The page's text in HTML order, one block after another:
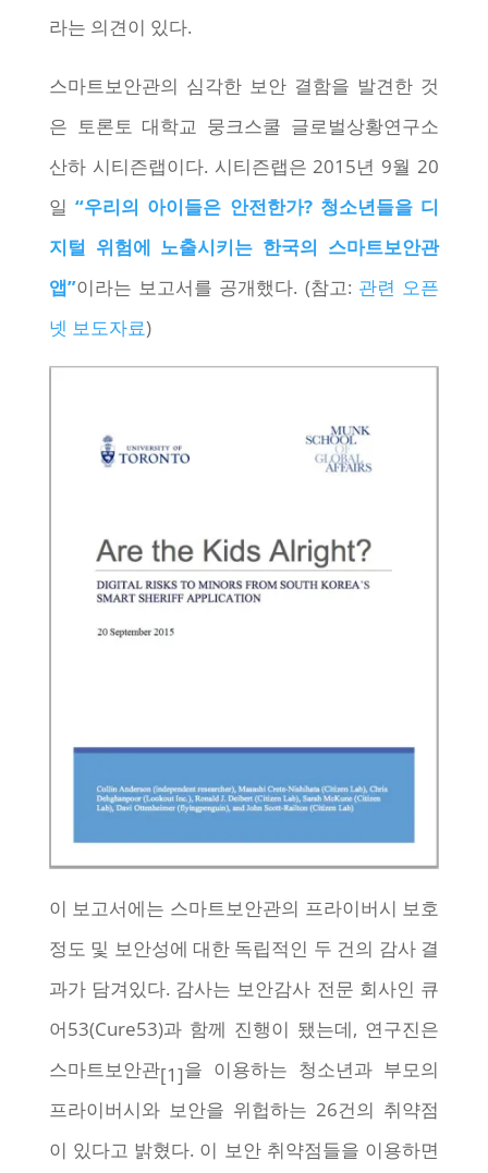
라는 의견이 있다.
스마트보안관의 심각한 보안 결함을 발견한 것
은 토론토 대학교 뭉크스쿨 글로벌상황연구소
산하 시티즌랩이다. 시티즌랩은 2015년 9월 20
일“우리의 아이들은 안전한가? 청소년들을 디
지털 위험에 노출시키는 한국의 스마트보안관
앱”이라는 보고서를 공개했다. (참고: 관련 오픈
넷 보도자료)
이 보고서에는 스마트보안관의 프라이버시 보호
정도 및 보안성에 대한 독립적인 두 건의 감사 결
과가 담겨있다. 감사는 보안감사 전문 회사인 큐
어53(Cure53)과 함께 진행이 됐는데, 연구진은
스마트보안관[1]을 이용하는 청소년과 부모의
프라이버시와 보안을 위헙하는 26건의 취약점
이 있다고 밝혔다. 이 보안 취약점들을 이용하면